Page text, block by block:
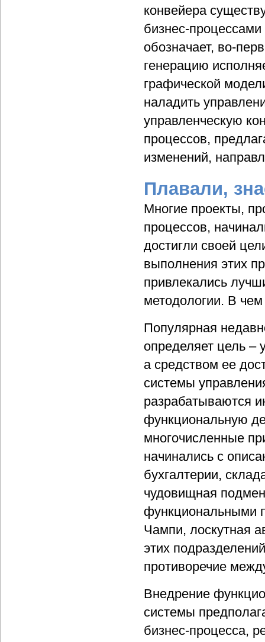
конвейера
бизнес-
обозначает, во-
генерацию
графической
наладить
управленческую
процессов,
изменений,
Плавали,
Многие проекты,
процессов,
достигли своей
выполнения этих
привлекались
методологии. В
Популярная
определяет цель –
а средством ее
системы
разрабатываются
функциональную
многочисленные
начинались с
бухгалтерии,
чудовищная
функциональными
Чампи, лоскутная
этих
противоречие
Внедрение
системы
бизнес-процесса,